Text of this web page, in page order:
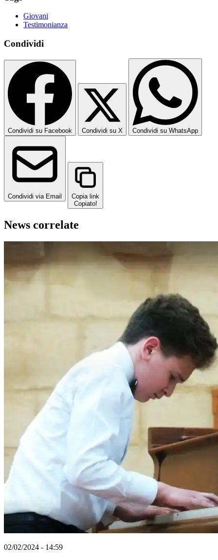
Giovani
Testimonianza
Condividi
Condividi su Facebook Condividi su X Condividi su WhatsApp
Condividi via Email
Copia link
Copiato!
News correlate
02/02/2024 - 14:59